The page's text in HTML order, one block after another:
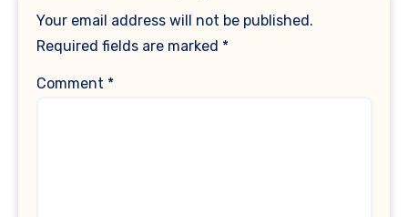
Your email address will not be published.
Required fields are marked *
Comment *